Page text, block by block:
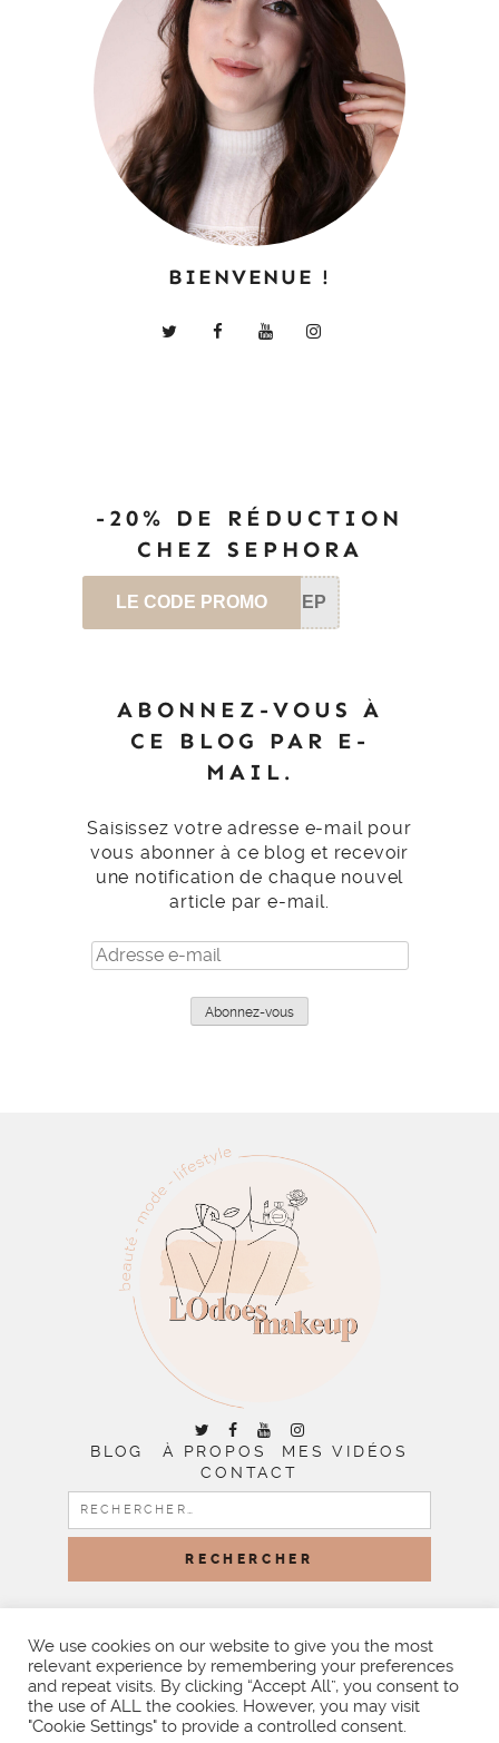
BIENVENUE !
-20% DE RÉDUCTION
CHEZ SEPHORA
LE CODE PROMO SEP
ABONNEZ-VOUS À
CE BLOG PAR E-
MAIL.
Saisissez votre adresse e-mail pour
vous abonner à ce blog et recevoir
une notification de chaque nouvel
article par e-mail.
Adresse
e-
Abonnez-vous
BLOG À PROPOS
MES VIDÉOS
CONTACT
RECHERCHER :
BY LITTLE THEME SHOP
We use cookies on our website to give you the most
relevant experience by remembering your preferences
and repeat visits. By clicking “Accept All”, you consent to
the use of ALL the cookies. However, you may visit
"Cookie Settings" to provide a controlled consent.